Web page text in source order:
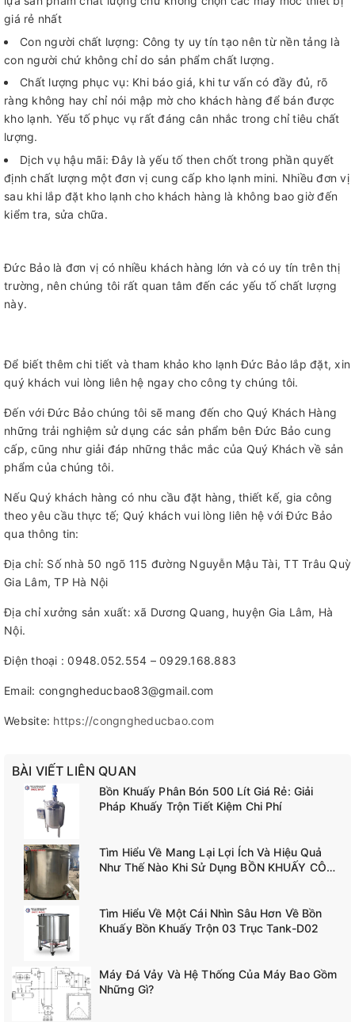
giá rẻ nhất
Con người chất lượng: Công ty uy tín tạo nên từ nền tảng là
con người chứ không chỉ do sản phẩm chất lượng.
Chất lượng phục vụ: Khi báo giá, khi tư vấn có đầy đủ, rõ
ràng không hay chỉ nói mập mờ cho khách hàng để bán được
kho lạnh. Yếu tố phục vụ rất đáng cân nhắc trong chỉ tiêu chất
lượng.
Dịch vụ hậu mãi: Đây là yếu tố then chốt trong phần quyết
định chất lượng một đơn vị cung cấp kho lạnh mini. Nhiều đơn vị
sau khi lắp đặt kho lạnh cho khách hàng là không bao giờ đến
kiểm tra, sửa chữa.
Đức Bảo là đơn vị có nhiều khách hàng lớn và có uy tín trên thị
trường, nên chúng tôi rất quan tâm đến các yếu tố chất lượng
này.
Để biết thêm chi tiết và tham khảo kho lạnh Đức Bảo lắp đặt, xin
quý khách vui lòng liên hệ ngay cho công ty chúng tôi.
Đến với Đức Bảo chúng tôi sẽ mang đến cho Quý Khách Hàng
những trải nghiệm sử dụng các sản phẩm bên Đức Bảo cung
cấp, cũng như giải đáp những thắc mắc của Quý Khách về sản
phẩm của chúng tôi.
Nếu Quý khách hàng có nhu cầu đặt hàng, thiết kế, gia công
theo yêu cầu thực tế; Quý khách vui lòng liên hệ với Đức Bảo
qua thông tin:
Địa chỉ: Số nhà 50 ngõ 115 đường Nguyễn Mậu Tài, TT Trâu Quỳ
Gia Lâm, TP Hà Nội
Địa chỉ xưởng sản xuất: xã Dương Quang, huyện Gia Lâm, Hà
Nội.
Điện thoại : 0948.052.554 – 0929.168.883
Email: congngheducbao83@gmail.com
Website: https://congngheducbao.com
BÀI VIẾT LIÊN QUAN
Bồn Khuấy Phân Bón 500 Lít Giá Rẻ: Giải
Pháp Khuấy Trộn Tiết Kiệm Chi Phí
Tìm Hiểu Về Mang Lại Lợi Ích Và Hiệu Quả
Như Thế Nào Khi Sử Dụng BỒN KHUẤY CÔNG
Tìm Hiểu Về Một Cái Nhìn Sâu Hơn Về Bồn
Khuấy Bồn Khuấy Trộn 03 Trục Tank-D02
Máy Đá Vảy Và Hệ Thống Của Máy Bao Gồm
Những Gì?